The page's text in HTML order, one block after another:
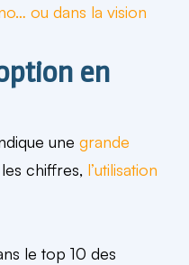
ou dans la vision
en
une grande
chiffres, l’utilisation
le top 10 des